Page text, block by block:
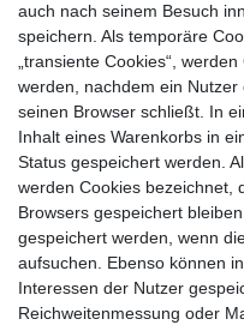
auch nach seinem Besuch
speichern. Als temporäre
„transiente Cookies“,
werden, nachdem ein
seinen Browser schließt. In
Inhalt eines Warenkorbs in
Status gespeichert werden.
werden Cookies bezeichnet,
Browsers gespeichert
gespeichert werden, wenn
aufsuchen. Ebenso können
Interessen der Nutzer
Reichweitenmessung oder